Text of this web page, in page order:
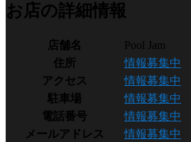
お店の詳細情報
店舗名
Pool Jam
住所
情報募集中
アクセス
情報募集中
駐車場
情報募集中
電話番号
情報募集中
メールアドレス
情報募集中